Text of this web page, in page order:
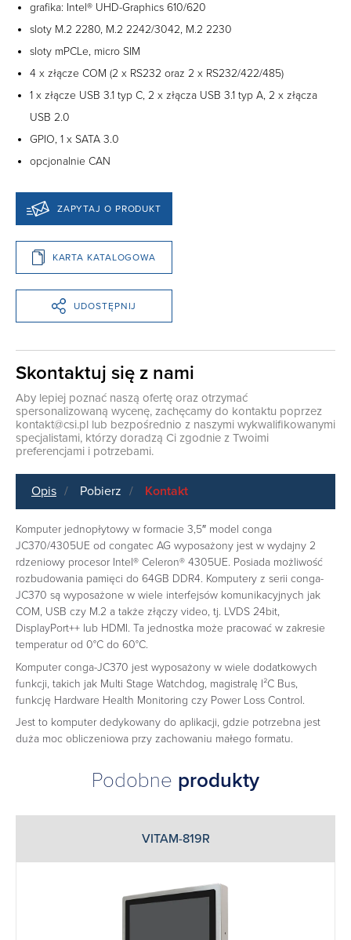
grafika: Intel® UHD-Graphics 610/620
sloty M.2 2280, M.2 2242/3042, M.2 2230
sloty mPCLe, micro SIM
4 x złącze COM (2 x RS232 oraz 2 x RS232/422/485)
1 x złącze USB 3.1 typ C, 2 x złącza USB 3.1 typ A, 2 x złącza
USB 2.0
GPIO, 1 x SATA 3.0
opcjonalnie CAN
ZAPYTAJ O PRODUKT
KARTA KATALOGOWA
UDOSTĘPNIJ
Skontaktuj się z nami
Aby lepiej poznać naszą ofertę oraz otrzymać
spersonalizowaną wycenę, zachęcamy do kontaktu poprzez
kontakt@csi.pl lub bezpośrednio z naszymi wykwalifikowanymi
specjalistami, którzy doradzą Ci zgodnie z Twoimi
preferencjami i potrzebami.
Opis Pobierz Kontakt
Komputer jednopłytowy w formacie 3,5″ model conga
JC370/4305UE od congatec AG wyposażony jest w wydajny 2
rdzeniowy procesor Intel® Celeron® 4305UE. Posiada możliwość
rozbudowania pamięci do 64GB DDR4. Komputery z serii conga-
JC370 są wyposażone w wiele interfejsów komunikacyjnych jak
COM, USB czy M.2 a także złączy video, tj. LVDS 24bit,
DisplayPort++ lub HDMI. Ta jednostka może pracować w zakresie
temperatur od 0°C do 60°C.
Komputer conga-JC370 jest wyposażony w wiele dodatkowych
funkcji, takich jak Multi Stage Watchdog, magistralę I²C Bus,
funkcję Hardware Health Monitoring czy Power Loss Control.
Jest to komputer dedykowany do aplikacji, gdzie potrzebna jest
duża moc obliczeniowa przy zachowaniu małego formatu.
Podobne produkty
VITAM-819R